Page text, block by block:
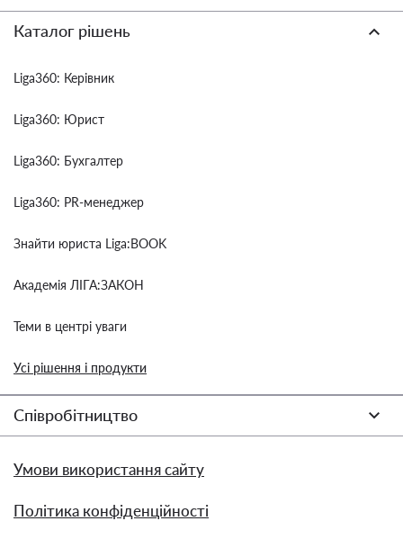
Каталог рішень
Liga360: Керівник
Liga360: Юрист
Liga360: Бухгалтер
Liga360: PR-менеджер
Знайти юриста Liga:BOOK
Академія ЛІГА:ЗАКОН
Теми в центрі уваги
Усі рішення і продукти
Співробітництво
Умови використання сайту
Політика конфіденційності